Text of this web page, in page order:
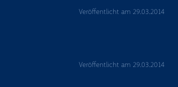
Veröffentlicht am 29.03.2014
Veröffentlicht am 29.03.2014